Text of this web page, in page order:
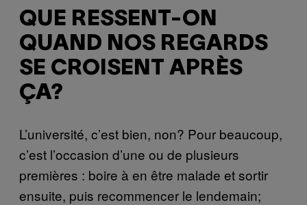
QUE RESSENT-ON
QUAND NOS REGARDS
SE CROISENT APRÈS
ÇA?
L’université, c’est bien, non? Pour beaucoup,
c’est l’occasion d’une ou de plusieurs
premières : boire à en être malade et sortir
ensuite, puis recommencer le lendemain;